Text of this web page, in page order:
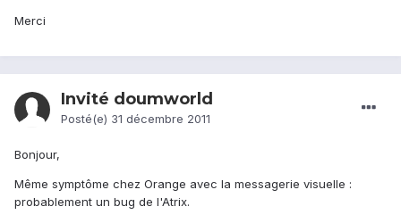
Merci
Invité doumworld
Posté(e) 31 décembre 2011
Bonjour,
Même symptôme chez Orange avec la messagerie visuelle :
probablement un bug de l'Atrix.